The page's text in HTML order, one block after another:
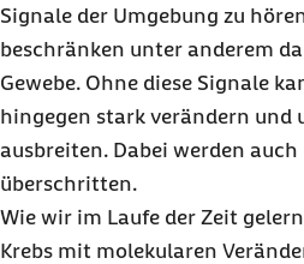
Signale der Umgebung zu
beschränken unter anderem
Gewebe. Ohne diese Signale
hingegen stark verändern und
ausbreiten. Dabei werden
überschritten.
Wie wir im Laufe der Zeit
Krebs mit molekularen